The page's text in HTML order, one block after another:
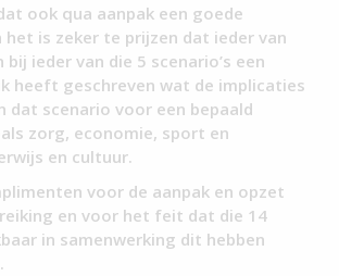
ook qua aanpak een goede
het is zeker te prijzen dat ieder van
ieder van die 5 scenario’s een
heeft geschreven wat de implicaties
dat scenario voor een bepaald
zorg, economie, sport en
en cultuur.
voor de aanpak en opzet
en voor het feit dat die 14
in samenwerking dit hebben